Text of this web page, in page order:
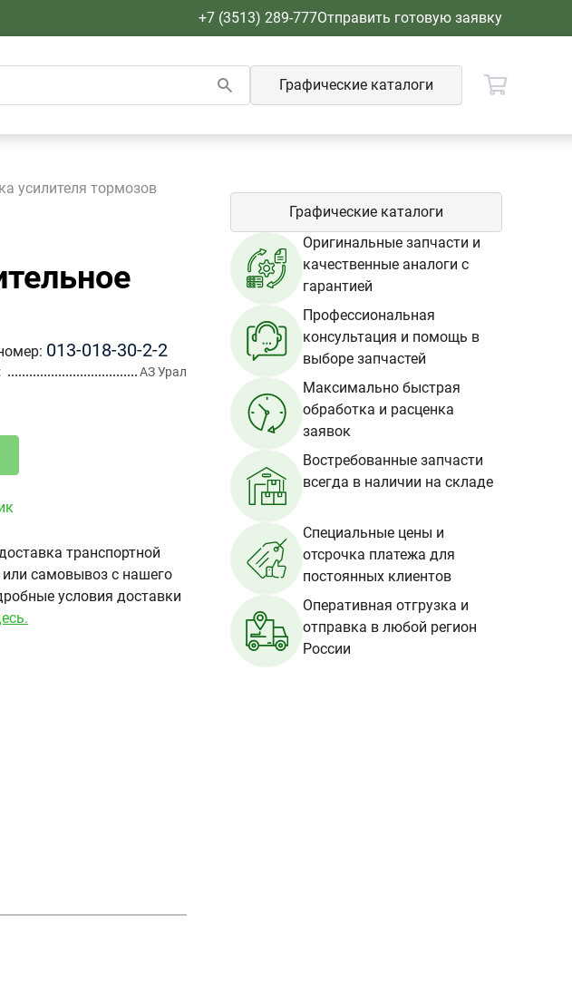
+7 (3513) 289-777Отправить готовую заявку
Графические каталоги
усилителя тормозов
013-018-30-2-2
АЗ Урал
транспортной
самовывоз с нашего
условия доставки
Графические каталоги
Оригинальные запчасти и
качественные аналоги с
гарантией
Профессиональная
консультация и помощь в
выборе запчастей
Максимально быстрая
обработка и расценка
заявок
Востребованные запчасти
всегда в наличии на складе
Специальные цены и
отсрочка платежа для
постоянных клиентов
Оперативная отгрузка и
отправка в любой регион
России